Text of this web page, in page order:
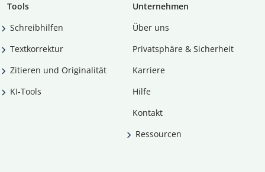
Tools
Schreibhilfen
Textkorrektur
Zitieren und Originalität
KI-Tools
Unternehmen
Über uns
Privatsphäre & Sicherheit
Karriere
Hilfe
Kontakt
Ressourcen